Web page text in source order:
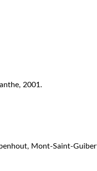
2001.
Mont-Saint-